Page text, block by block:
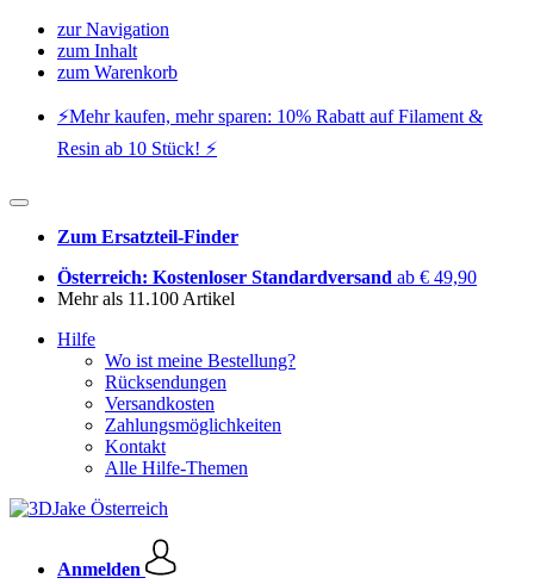
zur Navigation
zum Inhalt
zum Warenkorb
⚡️Mehr kaufen, mehr sparen: 10% Rabatt auf Filament &
Resin ab 10 Stück! ⚡️
Zum Ersatzteil-Finder
Österreich: Kostenloser Standardversand ab € 49,90
Mehr als 11.100 Artikel
Hilfe
Wo ist meine Bestellung?
Rücksendungen
Versandkosten
Zahlungsmöglichkeiten
Kontakt
Alle Hilfe-Themen
Anmelden